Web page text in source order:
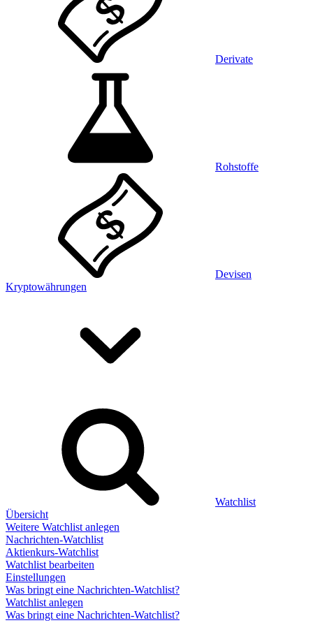
Derivate
Rohstoffe
Devisen
Kryptowährungen
Watchlist
Übersicht
Weitere Watchlist anlegen
Nachrichten-Watchlist
Aktienkurs-Watchlist
Watchlist bearbeiten
Einstellungen
Was bringt eine Nachrichten-Watchlist?
Watchlist anlegen
Was bringt eine Nachrichten-Watchlist?